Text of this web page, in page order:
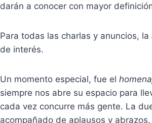
darán a conocer con mayor
Para todas las charlas y anuncios,
de interés.
Un momento especial, fue el
siempre nos abre su espacio para
cada vez concurre más gente. La
acompañado de aplausos y abrazos.